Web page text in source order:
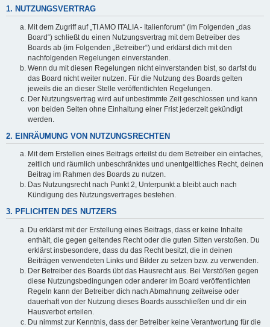
1. NUTZUNGSVERTRAG
Mit dem Zugriff auf „TI AMO ITALIA - Italienforum“ (im Folgenden „das
Board“) schließt du einen Nutzungsvertrag mit dem Betreiber des
Boards ab (im Folgenden „Betreiber“) und erklärst dich mit den
nachfolgenden Regelungen einverstanden.
Wenn du mit diesen Regelungen nicht einverstanden bist, so darfst du
das Board nicht weiter nutzen. Für die Nutzung des Boards gelten
jeweils die an dieser Stelle veröffentlichten Regelungen.
Der Nutzungsvertrag wird auf unbestimmte Zeit geschlossen und kann
von beiden Seiten ohne Einhaltung einer Frist jederzeit gekündigt
werden.
2. EINRÄUMUNG VON NUTZUNGSRECHTEN
Mit dem Erstellen eines Beitrags erteilst du dem Betreiber ein einfaches,
zeitlich und räumlich unbeschränktes und unentgeltliches Recht, deinen
Beitrag im Rahmen des Boards zu nutzen.
Das Nutzungsrecht nach Punkt 2, Unterpunkt a bleibt auch nach
Kündigung des Nutzungsvertrages bestehen.
3. PFLICHTEN DES NUTZERS
Du erklärst mit der Erstellung eines Beitrags, dass er keine Inhalte
enthält, die gegen geltendes Recht oder die guten Sitten verstoßen. Du
erklärst insbesondere, dass du das Recht besitzt, die in deinen
Beiträgen verwendeten Links und Bilder zu setzen bzw. zu verwenden.
Der Betreiber des Boards übt das Hausrecht aus. Bei Verstößen gegen
diese Nutzungsbedingungen oder anderer im Board veröffentlichten
Regeln kann der Betreiber dich nach Abmahnung zeitweise oder
dauerhaft von der Nutzung dieses Boards ausschließen und dir ein
Hausverbot erteilen.
Du nimmst zur Kenntnis, dass der Betreiber keine Verantwortung für die